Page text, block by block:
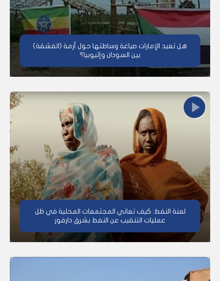
هل تعيد الإمارات صياغة وساطتها حول أزمة (الفشقة)
بين السودان وإثيوبيا؟
لعنة النفط: كيف تعاني المجتمعات المحلية في ظل
عمليات التنقيب عن النفط بشرق دارفور